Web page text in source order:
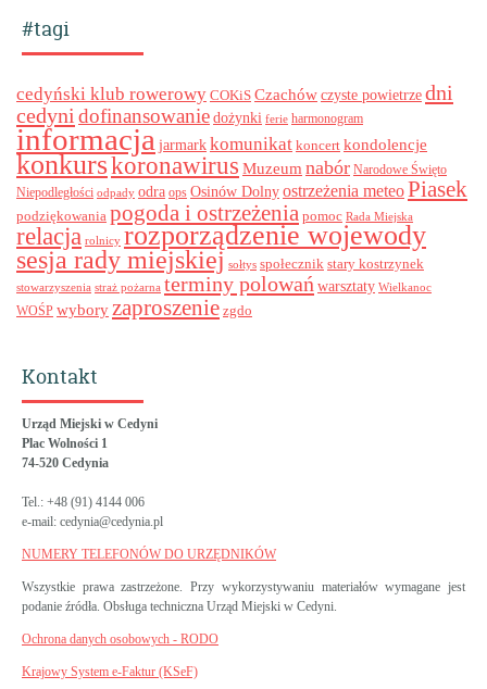
#tagi
cedyński klub rowerowy COKiS Czachówczyste powietrzedni
cedyni dofinansowanie dożynki ferie harmonogram
informacja jarmark komunikat koncert kondolencje
konkurskoronawirus Muzeum nabór Narodowe Święto
Niepodległości odpady odra ops Osinów Dolnyostrzeżenia meteoPiasek
podziękowania pogoda i ostrzeżenia pomoc Rada Miejska
relacja rolnicy rozporządzenie wojewody
sesja rady miejskiej sołtys społecznik stary kostrzynek
stowarzyszenia straż pożarna terminy polowań warsztaty Wielkanoc
WOŚP wyboryzaproszenie zgdo
Kontakt
Urząd Miejski w Cedyni
Plac Wolności 1
74-520 Cedynia
Tel.: +48 (91) 4144 006
e-mail: cedynia@cedynia.pl
NUMERY TELEFONÓW DO URZĘDNIKÓW
Wszystkie prawa zastrzeżone. Przy wykorzystywaniu materiałów wymagane jest
podanie źródła. Obsługa techniczna Urząd Miejski w Cedyni.
Ochrona danych osobowych - RODO
Krajowy System e-Faktur (KSeF)